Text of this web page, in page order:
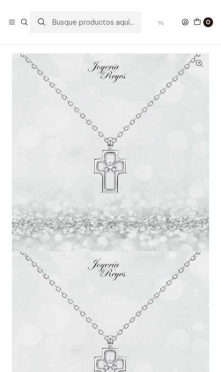
0
Cadena de Plata Rodinada Fabricación Italiana 925 modelo
7976FNSWSH1